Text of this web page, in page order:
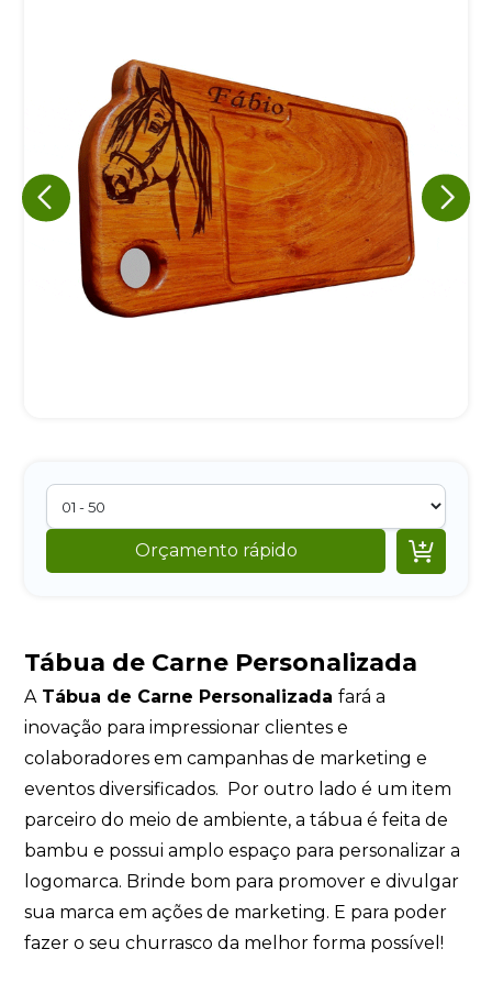
Orçamento rápido 
Tábua de Carne Personalizada
ATábua de Carne Personalizadafará a
inovação para impressionar clientes e
colaboradores em campanhas de marketing e
eventos diversificados. Por outro lado é um item
parceiro do meio de ambiente, a tábua é feita de
bambu e possui amplo espaço para personalizar a
logomarca. Brinde bom para promover e divulgar
sua marca em ações de marketing. E para poder
fazer o seu churrasco da melhor forma possível!
Eu concordo em receber comunicações.
A nossa empresa está comprometida a proteger e respeitar
sua privacidade, utilizaremos seus dados apenas para fins
de marketing. Você pode alterar suas preferências a
qualquer momento.
Iniciar conversa